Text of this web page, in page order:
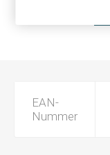
EAN-
Nummer